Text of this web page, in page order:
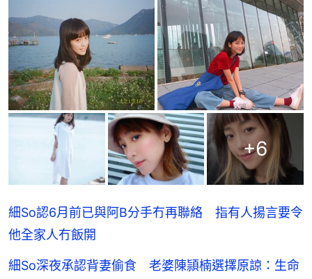
+6
細So認6月前已與阿B分手冇再聯絡 指有人揚言要令
他全家人冇飯開
細So深夜承認背妻偷食 老婆陳頴楠選擇原諒：生命